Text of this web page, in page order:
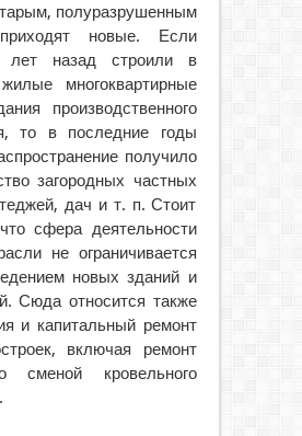
полуразрушенным
новые. Если
лет назад строили в
многоквартирные
производственного
то в последние годы
получило
загородных частных
дач и т. п. Стоит
сфера деятельности
не ограничивается
новых зданий и
Сюда относится также
и капитальный ремонт
включая ремонт
сменой кровельного